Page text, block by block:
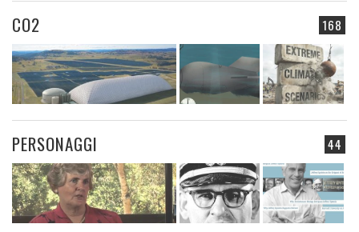
168
CO2
44
PERSONAGGI